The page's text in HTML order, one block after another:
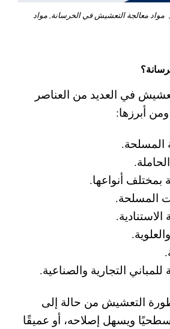
معالجة التعشيش في الخرسانة, مواد
في العديد من العناصر
ومن أبرزها:
المسلحة.
بمختلف أنواعها.
المسلحة.
التجارية والصناعية.
التعشيش من حالة إلى
ويسهل إصلاحه، أو عميقًا